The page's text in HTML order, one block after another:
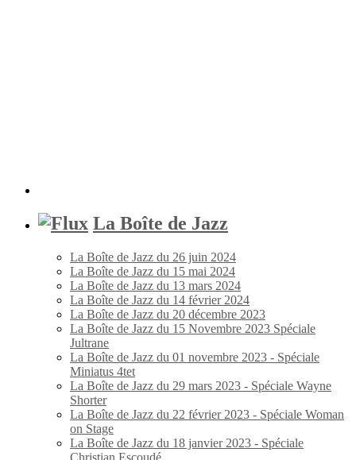
La Boîte de Jazz
La Boîte de Jazz du 26 juin 2024
La Boîte de Jazz du 15 mai 2024
La Boîte de Jazz du 13 mars 2024
La Boîte de Jazz du 14 février 2024
La Boîte de Jazz du 20 décembre 2023
La Boîte de Jazz du 15 Novembre 2023 Spéciale
Jultrane
La Boîte de Jazz du 01 novembre 2023 - Spéciale
Miniatus 4tet
La Boîte de Jazz du 29 mars 2023 - Spéciale Wayne
Shorter
La Boîte de Jazz du 22 février 2023 - Spéciale Woman
on Stage
La Boîte de Jazz du 18 janvier 2023 - Spéciale